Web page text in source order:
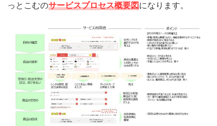
っとこむのサービスプロセス概要図になります。